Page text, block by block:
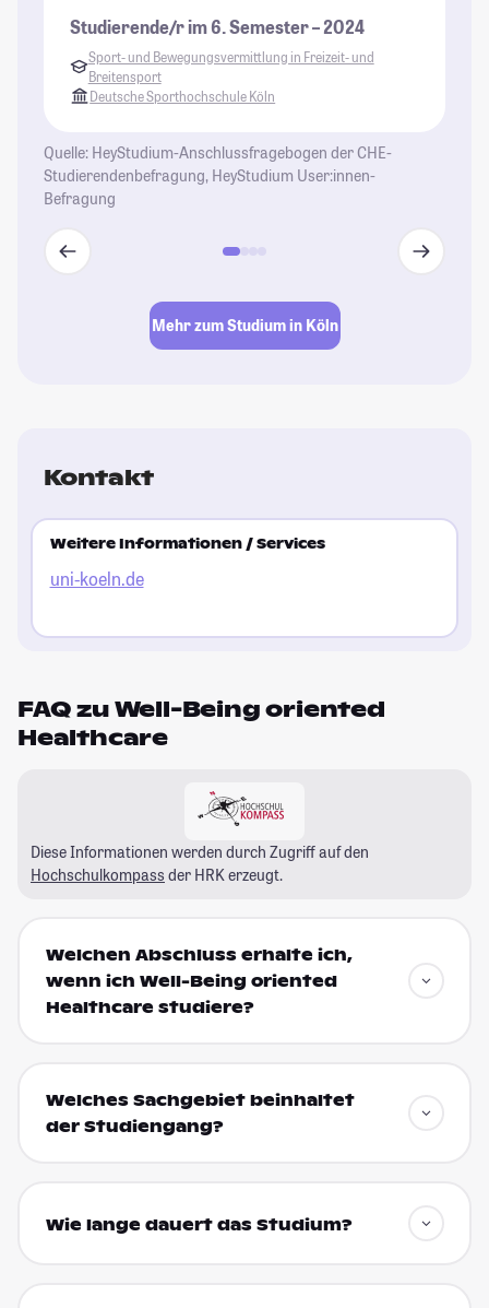
Studierende/r im 6. Semester – 2024
Sport- und Bewegungsvermittlung in Freizeit- und
Breitensport
Deutsche Sporthochschule Köln
Quelle: HeyStudium-Anschlussfragebogen der CHE-
Studierendenbefragung, HeyStudium User:innen-
Befragung
Mehr zum Studium in Köln
Kontakt
Weitere Informationen / Services
uni-koeln.de
FAQ zu Well-Being oriented
Healthcare
Diese Informationen werden durch Zugriff auf den
Hochschulkompass der HRK erzeugt.
Welchen Abschluss erhalte ich,
wenn ich Well-Being oriented
Healthcare studiere?
Welches Sachgebiet beinhaltet
der Studiengang?
Wie lange dauert das Studium?